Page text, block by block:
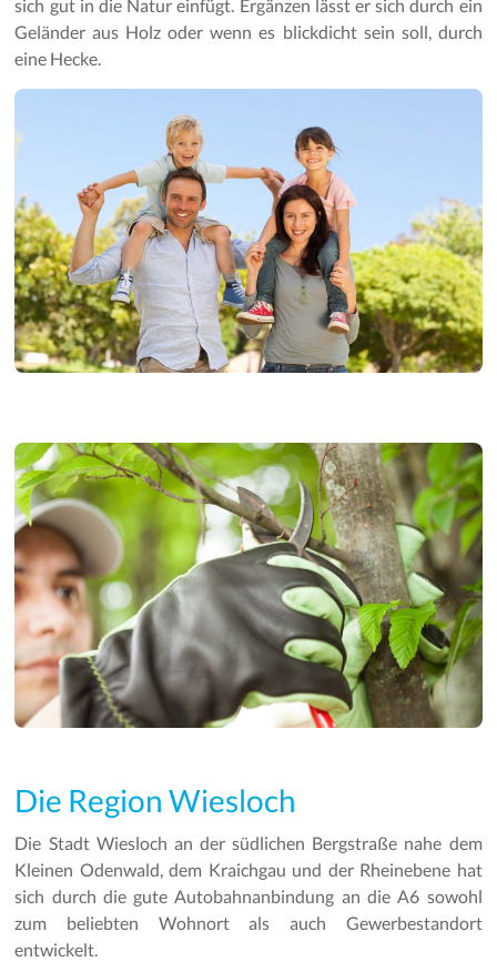
sich gut in die Natur einfügt. Ergänzen lässt er sich durch ein
Geländer aus Holz oder wenn es blickdicht sein soll, durch
eine Hecke.
Die Region Wiesloch
Die Stadt Wiesloch an der südlichen Bergstraße nahe dem
Kleinen Odenwald, dem Kraichgau und der Rheinebene hat
sich durch die gute Autobahnanbindung an die A6 sowohl
zum beliebten Wohnort als auch Gewerbestandort
entwickelt.